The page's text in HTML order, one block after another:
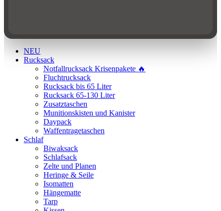
NEU
Rucksack
Notfallrucksack Krisenpakete 🔥
Fluchtrucksack
Rucksack bis 65 Liter
Rucksack 65-130 Liter
Zusatztaschen
Munitionskisten und Kanister
Daypack
Waffentragetaschen
Schlaf
Biwaksack
Schlafsack
Zelte und Planen
Heringe & Seile
Isomatten
Hängematte
Tarp